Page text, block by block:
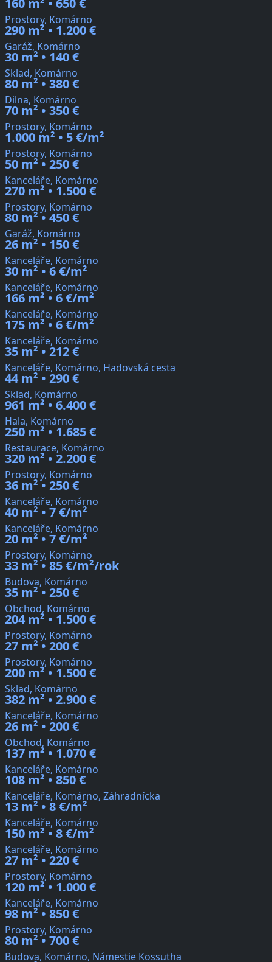
160 m² • 650 €
Prostory, Komárno
290 m² • 1.200 €
Garáž, Komárno
30 m² • 140 €
Sklad, Komárno
80 m² • 380 €
Dilna, Komárno
70 m² • 350 €
Prostory, Komárno
1.000 m² • 5 €/m²
Prostory, Komárno
50 m² • 250 €
Kanceláře, Komárno
270 m² • 1.500 €
Prostory, Komárno
80 m² • 450 €
Garáž, Komárno
26 m² • 150 €
Kanceláře, Komárno
30 m² • 6 €/m²
Kanceláře, Komárno
166 m² • 6 €/m²
Kanceláře, Komárno
175 m² • 6 €/m²
Kanceláře, Komárno
35 m² • 212 €
Kanceláře, Komárno, Hadovská cesta
44 m² • 290 €
Sklad, Komárno
961 m² • 6.400 €
Hala, Komárno
250 m² • 1.685 €
Restaurace, Komárno
320 m² • 2.200 €
Prostory, Komárno
36 m² • 250 €
Kanceláře, Komárno
40 m² • 7 €/m²
Kanceláře, Komárno
20 m² • 7 €/m²
Prostory, Komárno
33 m² • 85 €/m²/rok
Budova, Komárno
35 m² • 250 €
Obchod, Komárno
204 m² • 1.500 €
Prostory, Komárno
27 m² • 200 €
Prostory, Komárno
200 m² • 1.500 €
Sklad, Komárno
382 m² • 2.900 €
Kanceláře, Komárno
26 m² • 200 €
Obchod, Komárno
137 m² • 1.070 €
Kanceláře, Komárno
108 m² • 850 €
Kanceláře, Komárno, Záhradnícka
13 m² • 8 €/m²
Kanceláře, Komárno
150 m² • 8 €/m²
Kanceláře, Komárno
27 m² • 220 €
Prostory, Komárno
120 m² • 1.000 €
Kanceláře, Komárno
98 m² • 850 €
Prostory, Komárno
80 m² • 700 €
Budova, Komárno, Námestie Kossutha